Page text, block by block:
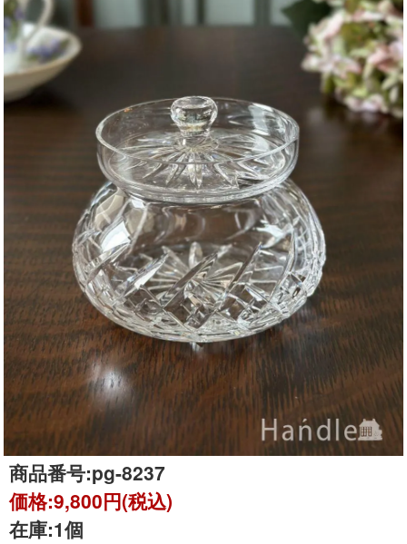
商品番号:pg-8237
価格:9,800円(税込)
在庫:1個